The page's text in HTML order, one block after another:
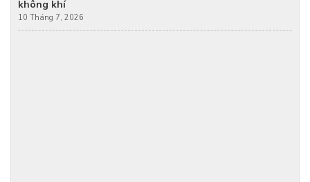
không khí
10 Tháng 7, 2026